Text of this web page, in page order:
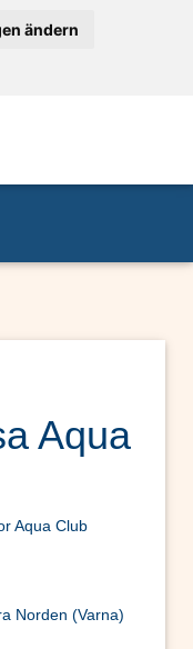
ändern
Aqua
Aqua Club
Norden (Varna)